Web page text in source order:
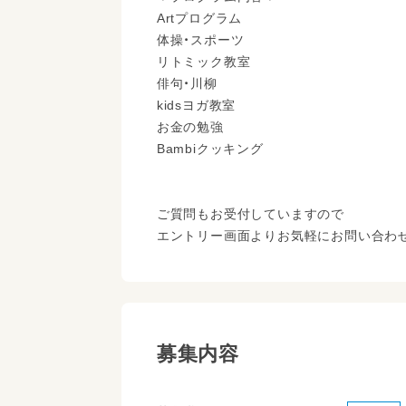
Artプログラム
体操・スポーツ
リトミック教室
俳句・川柳
kidsヨガ教室
お金の勉強
Bambiクッキング
ご質問もお受付していますので
エントリー画面よりお気軽にお問い合わ
募集内容